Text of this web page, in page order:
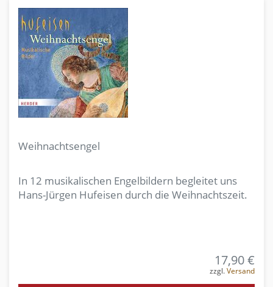
Weihnachtsengel
In 12 musikalischen Engelbildern begleitet uns
Hans-Jürgen Hufeisen durch die Weihnachtszeit.
17,90 €
zzgl.Versand